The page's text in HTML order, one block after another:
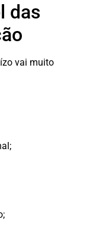
das
vai muito